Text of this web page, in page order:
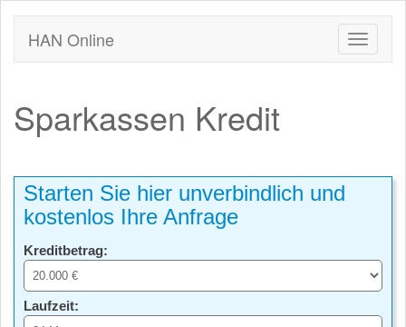
HAN Online
Sparkassen Kredit
Starten Sie hier unverbindlich und
kostenlos Ihre Anfrage
Kreditbetrag:
Laufzeit: